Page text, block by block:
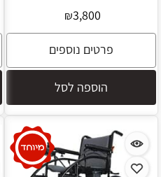
₪3,800
פרטים נוספים
הוספה לסל